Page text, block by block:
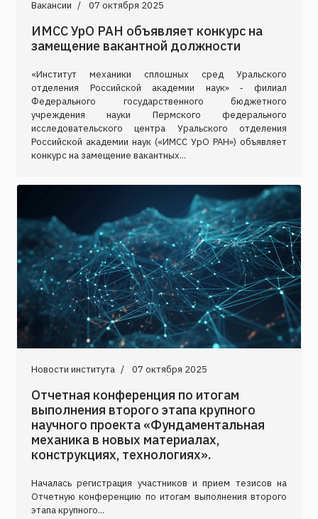
Вакансии 07 октября 2025
ИМСС УрО РАН объявляет конкурс на
замещение вакантной должности
«Институт механики сплошных сред Уральского
отделения Российской академии наук» ‑ филиал
Федерального государственного бюджетного
учреждения науки Пермского федерального
исследовательского центра Уральского отделения
Российской академии наук («ИМСС УрО РАН») объявляет
конкурс на замещение вакантных...
Новости института 07 октября 2025
Отчетная конференция по итогам
выполнения второго этапа крупного
научного проекта «Фундаментальная
механика в новых материалах,
конструкциях, технологиях».
Началась регистрация участников и прием тезисов на
Отчетную конференцию по итогам выполнения второго
этапа крупного...